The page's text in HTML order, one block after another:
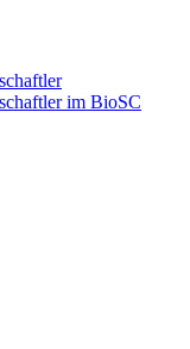
im BioSC